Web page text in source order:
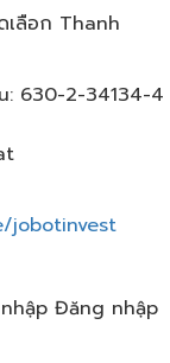
ลือก​ Thanh
630-2-34134-4
jobotinvest
Đăng nhập